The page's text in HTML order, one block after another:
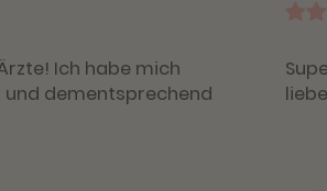
Ich habe mich
dementsprechend